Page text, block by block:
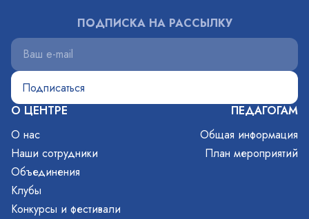
О ЦЕНТРЕ
О нас
Наши сотрудники
Объединения
Клубы
Конкурсы и фестивали
ПЕДАГОГАМ
Общая информация
План мероприятий
ПОДПИСКА НА РАССЫЛКУ